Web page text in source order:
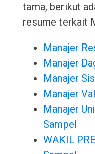
tama, berikut
resume terkait
Manajer
Manajer
Manajer
Manajer
Manajer
Sampel
WAKIL